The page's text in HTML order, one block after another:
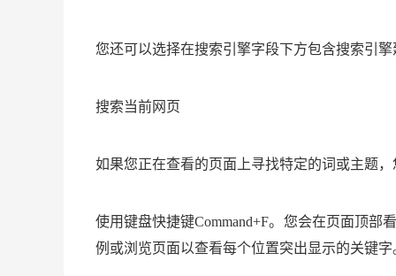
您还可以选择在搜索引擎字段下方包含搜索引
搜索当前网页
如果您正在查看的页面上寻找特定的词或主题，
使用键盘快捷键Command+F。您会在页面顶
例或浏览页面以查看每个位置突出显示的关键字